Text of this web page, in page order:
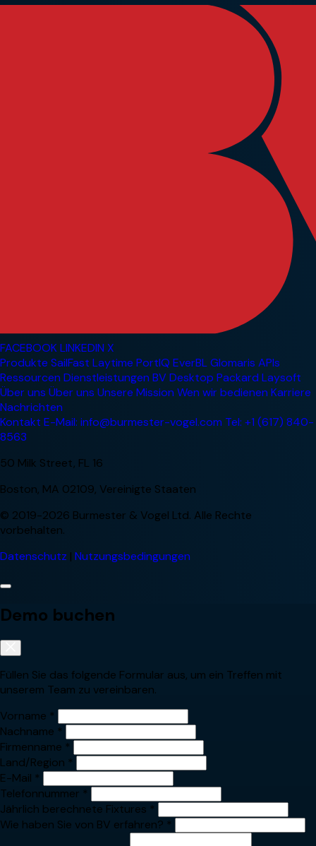
FACEBOOKLINKEDIN X
Produkte SailFast Laytime PortIQ EverBLGlomaris APIs
Ressourcen Dienstleistungen BV Desktop Packard Laysoft
Über uns Über uns Unsere Mission Wen wir bedienen Karriere
Nachrichten
Kontakt E-Mail: info@burmester-vogel.com Tel: +1 (617) 840-
8563
50 Milk Street, FL 16
Boston, MA 02109, Vereinigte Staaten
© 2019-2026 Burmester & Vogel Ltd. Alle Rechte
vorbehalten.
Datenschutz | Nutzungsbedingungen
Demo buchen
Füllen Sie das folgende Formular aus, um ein Treffen mit
unserem Team zu vereinbaren.
Vorname *
Nachname *
Firmenname *
Land/Region *
E-Mail *
Telefonnummer *
Jährlich berechnete Fixtures *
Wie haben Sie von BV erfahren? *